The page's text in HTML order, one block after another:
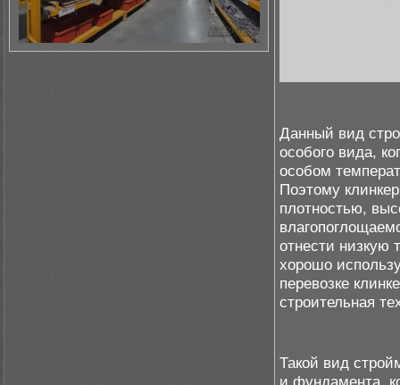
Данный вид
особого вида,
особом
Поэтому
плотностью,
отнести низкую
хорошо
перевозке
строительная
Такой вид